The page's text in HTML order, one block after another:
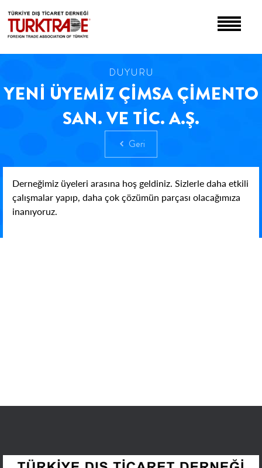
DUYURU
YENİ ÜYEMİZ ÇİMSA ÇİMENTO
SAN. VE TİC. A.Ş.
Geri
Derneğimiz üyeleri arasına hoş geldiniz. Sizlerle daha etkili
çalışmalar yapıp, daha çok çözümün parçası olacağımıza
inanıyoruz.